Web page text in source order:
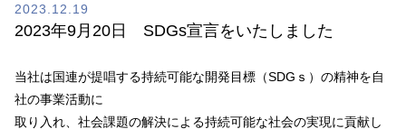
企業情報
ご予約フォーム
2023.12.19
2023年9月20日 SDGs宣言をいたしました
当社は国連が提唱する持続可能な開発目標（SDGｓ）の精神を自
社の事業活動に
取り入れ、社会課題の解決による持続可能な社会の実現に貢献し